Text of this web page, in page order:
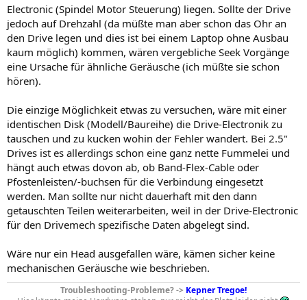
Electronic (Spindel Motor Steuerung) liegen. Sollte der Drive
jedoch auf Drehzahl (da müßte man aber schon das Ohr an
den Drive legen und dies ist bei einem Laptop ohne Ausbau
kaum möglich) kommen, wären vergebliche Seek Vorgänge
eine Ursache für ähnliche Geräusche (ich müßte sie schon
hören).
Die einzige Möglichkeit etwas zu versuchen, wäre mit einer
identischen Disk (Modell/Baureihe) die Drive-Electronik zu
tauschen und zu kucken wohin der Fehler wandert. Bei 2.5"
Drives ist es allerdings schon eine ganz nette Fummelei und
hängt auch etwas dovon ab, ob Band-Flex-Cable oder
Pfostenleisten/-buchsen für die Verbindung eingesetzt
werden. Man sollte nur nicht dauerhaft mit den dann
getauschten Teilen weiterarbeiten, weil in der Drive-Electronic
für den Drivemech spezifische Daten abgelegt sind.
Wäre nur ein Head ausgefallen wäre, kämen sicher keine
mechanischen Geräusche wie beschrieben.
Troubleshooting-Probleme? -> Kepner Tregoe!